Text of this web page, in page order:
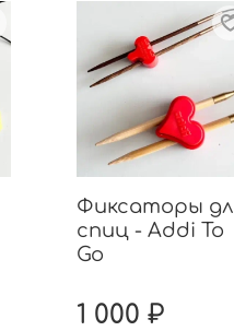
Фиксаторы
спиц - Addi To
Go
1 000 ₽